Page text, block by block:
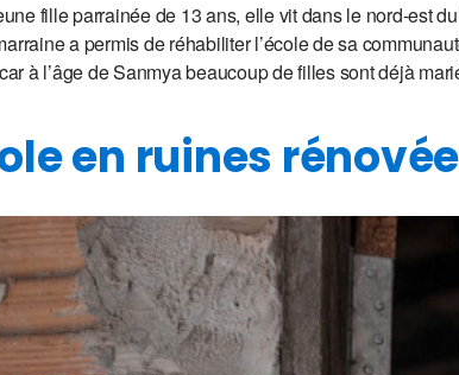
fille parrainée de 13 ans, elle vit dans le nord-est
a permis de réhabiliter l’école de sa
à l’âge de Sanmya beaucoup de filles sont déjà
en ruines